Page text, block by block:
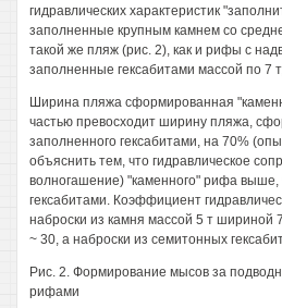
гидравлических характеристик
заполненные крупным камнем со
такой же пляж (рис. 2), как и рифы с
заполненные гексабитами массой по
Ширина пляжа сформированная
частью превосходит ширину пляжа,
заполненного гексабитами, на 70%
объяснить тем, что гидравлическое
волногашение) "каменного" рифа
гексабитами. Коэффициент
наброски из камня массой 5 т шириной
~ 30, а наброски из семитонных
Рис. 2. Формирование мысов за
рифами